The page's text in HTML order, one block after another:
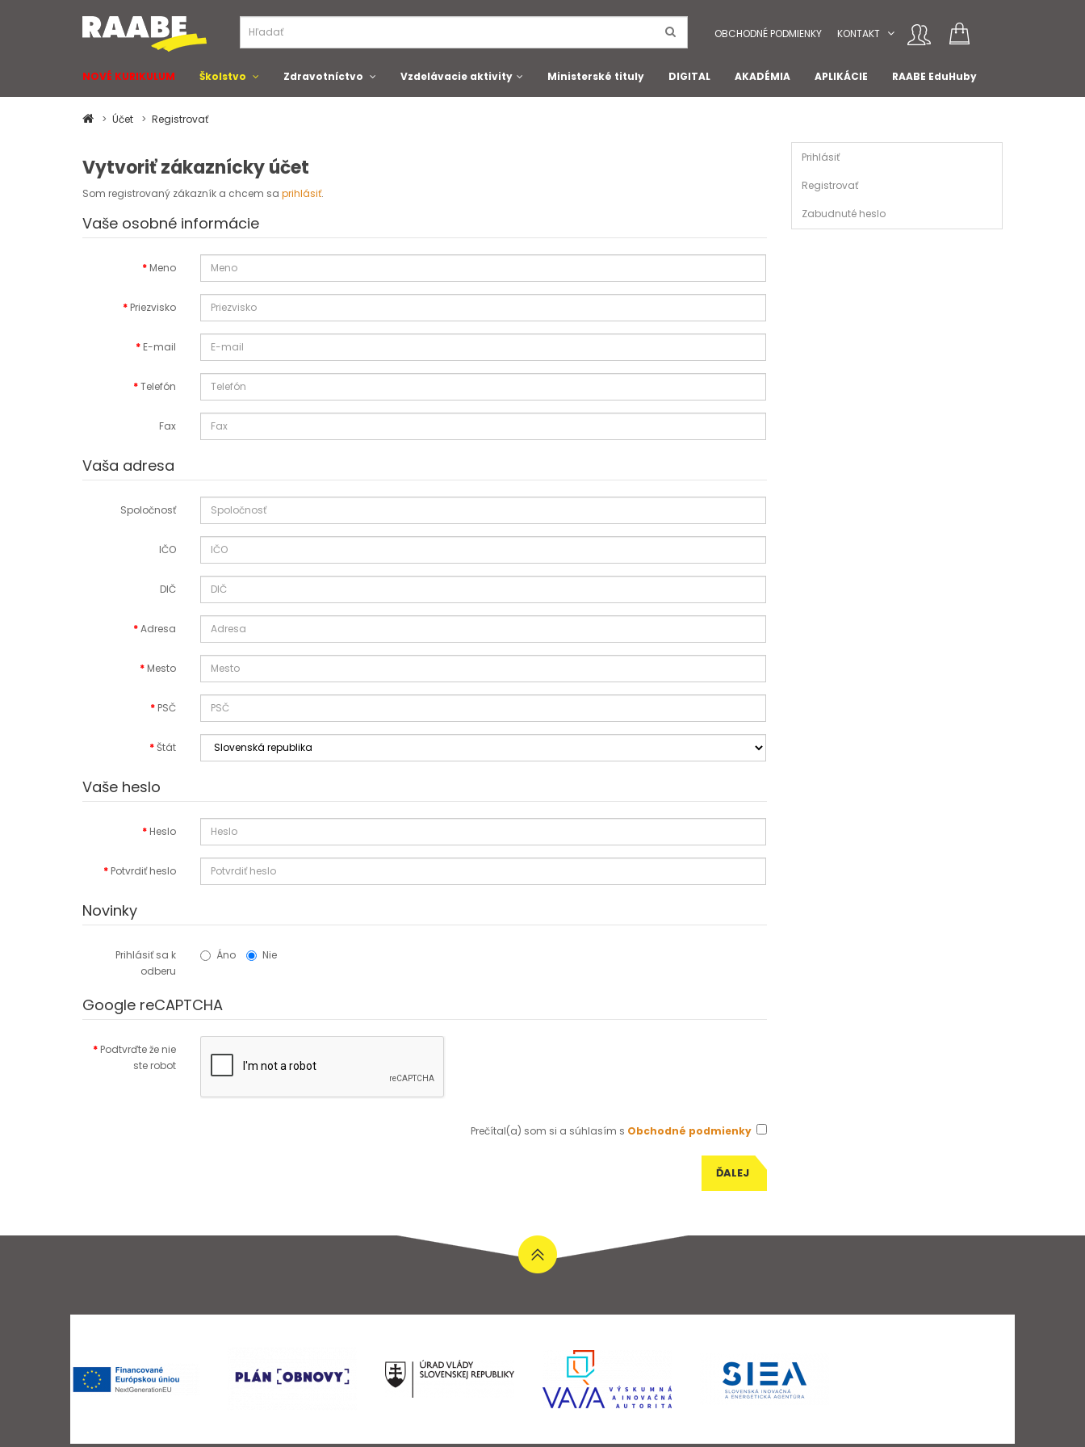
OBCHODNÉ PODMIENKY KONTAKT
NOVÉ KURIKULUM Školstvo Zdravotníctvo Vzdelávacie aktivity Ministerské tituly DIGITAL AKADÉMIA APLIKÁCIE RAABE EduHuby
Účet Registrovať
Vytvoriť zákaznícky účet
Som registrovaný zákazník a chcem sa prihlásiť.
Vaše osobné informácie
Meno
Priezvisko
E-mail
Telefón
Fax
Vaša adresa
Spoločnosť
IČO
DIČ
Adresa
Mesto
PSČ
Štát
Vaše heslo
Heslo
Potvrdiť heslo
Novinky
Prihlásiť sa k
odberu
Áno Nie
Google reCAPTCHA
Podtvrďte že nie
ste robot
Prečítal(a) som si a súhlasím s Obchodné podmienky
Prihlásiť
Registrovať
Zabudnuté heslo